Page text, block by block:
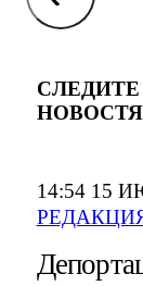
14:54 15
СЛЕДИТЕ